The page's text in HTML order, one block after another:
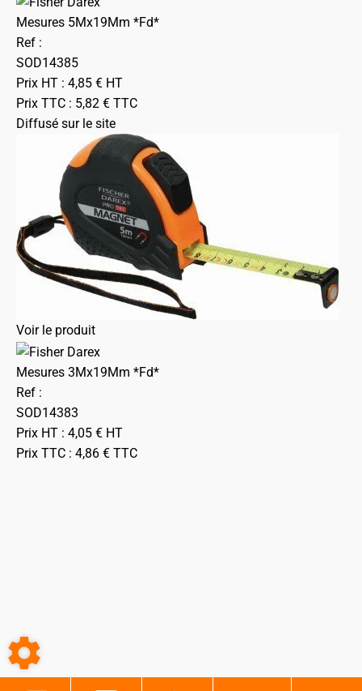
Mesures 5Mx19Mm *Fd*
Ref :
SOD14385
Prix HT : 4,85 € HT
Prix TTC : 5,82 € TTC
Diffusé sur le site
Voir le produit
Mesures 3Mx19Mm *Fd*
Ref :
SOD14383
Prix HT : 4,05 € HT
Prix TTC : 4,86 € TTC